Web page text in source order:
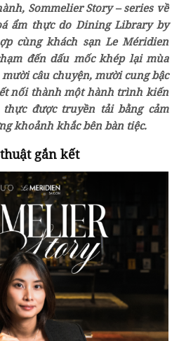
Sommelier Story – series về
ẩm thực do Dining Library by
cùng khách sạn Le Méridien
đến dấu mốc khép lại mùa
câu chuyện, mười cung bậc
nối thành một hành trình kiến
được truyền tải bằng cảm
khoảnh khắc bên bàn tiệc.
gắn kết